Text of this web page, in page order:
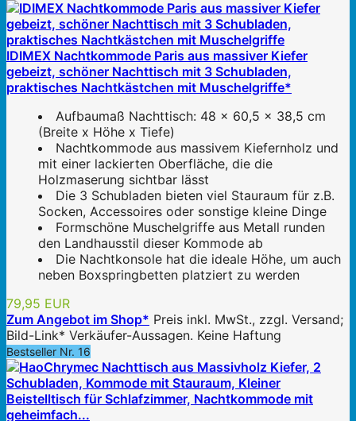
IDIMEX Nachtkommode Paris aus massiver Kiefer
gebeizt, schöner Nachttisch mit 3 Schubladen,
praktisches Nachtkästchen mit Muschelgriffe*
Aufbaumaß Nachttisch: 48 x 60,5 x 38,5 cm
(Breite x Höhe x Tiefe)
Nachtkommode aus massivem Kiefernholz und
mit einer lackierten Oberfläche, die die
Holzmaserung sichtbar lässt
Die 3 Schubladen bieten viel Stauraum für z.B.
Socken, Accessoires oder sonstige kleine Dinge
Formschöne Muschelgriffe aus Metall runden
den Landhausstil dieser Kommode ab
Die Nachtkonsole hat die ideale Höhe, um auch
neben Boxspringbetten platziert zu werden
79,95 EUR
Zum Angebot im Shop* Preis inkl. MwSt., zzgl. Versand;
Bild-Link* Verkäufer-Aussagen. Keine Haftung
Bestseller Nr. 16